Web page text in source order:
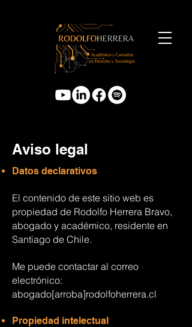
Aviso legal
Datos declarativos
El contenido de este sitio web es
propiedad de Rodolfo Herrera Bravo,
abogado y académico, residente en
Santiago de Chile.
Me puede contactar al correo
electrónico:
abogado[arroba]rodolfoherrera.cl
Propiedad intelectual